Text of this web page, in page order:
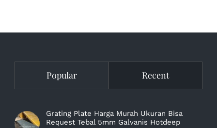
Popular Recent
Grating Plate Harga Murah Ukuran Bisa
Request Tebal 5mm Galvanis Hotdeep